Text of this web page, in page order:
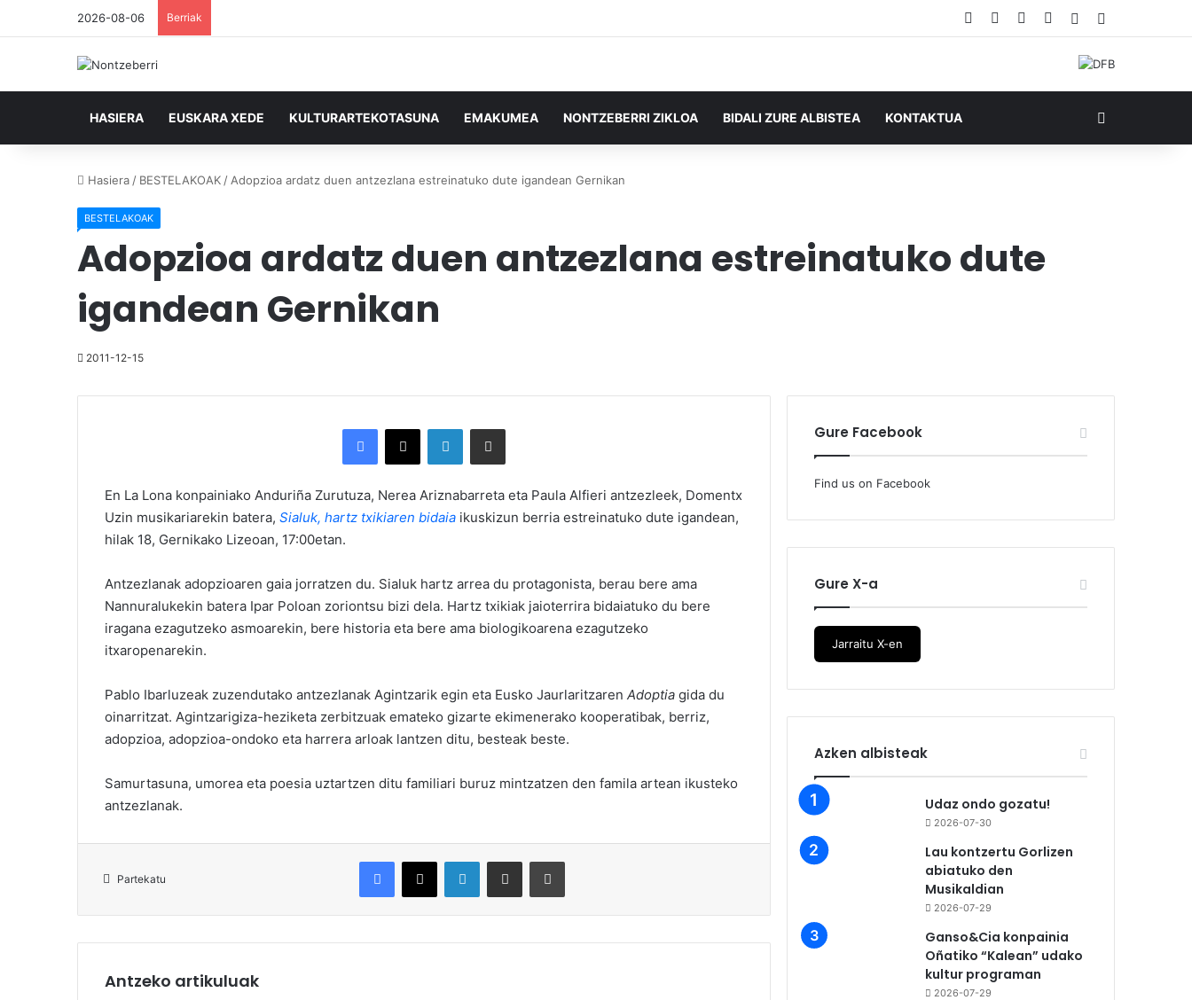
2026-08-06 Berriak Facebook YouTube
RSS Ausazko
HASIERA EUSKARA XEDE KULTURARTEKOTASUNA EMAKUMEA NONTZEBERRI ZIKLOA BIDALI ZURE ALBISTEA KONTAKTUA
Hasiera / BESTELAKOAK / Adopzioa ardatz duen antzezlana estreinatuko dute igandean Gernikan
BESTELAKOAK
Adopzioa ardatz duen antzezlana estreinatuko dute
igandean Gernikan
2011-12-15
En La Lona konpainiako Anduriña Zurutuza, Nerea Ariznabarreta eta Paula Alfieri antzezleek, Domentx
Uzin musikariarekin batera, Sialuk, hartz txikiaren bidaia ikuskizun berria estreinatuko dute igandean,
hilak 18, Gernikako Lizeoan, 17:00etan.
Antzezlanak adopzioaren gaia jorratzen du. Sialuk hartz arrea du protagonista, berau bere ama
Nannuralukekin batera Ipar Poloan zoriontsu bizi dela. Hartz txikiak jaioterrira bidaiatuko du bere
iragana ezagutzeko asmoarekin, bere historia eta bere ama biologikoarena ezagutzeko
itxaropenarekin.
Pablo Ibarluzeak zuzendutako antzezlanak Agintzarik egin eta Eusko Jaurlaritzaren Adoptia gida du
oinarritzat. Agintzarigiza-heziketa zerbitzuak emateko gizarte ekimenerako kooperatibak, berriz,
adopzioa, adopzioa-ondoko eta harrera arloak lantzen ditu, besteak beste.
Samurtasuna, umorea eta poesia uztartzen ditu familiari buruz mintzatzen den famila artean ikusteko
antzezlanak.
Partekatu
Antzeko artikuluak
Gure Facebook
Find us on Facebook
Gure X-a
Jarraitu X-en
Azken albisteak
Udaz ondo gozatu!
2026-07-30
Lau kontzertu Gorlizen
abiatuko den
Musikaldian
2026-07-29
Ganso&Cia konpainia
Oñatiko “Kalean” udako
kultur programan
2026-07-29